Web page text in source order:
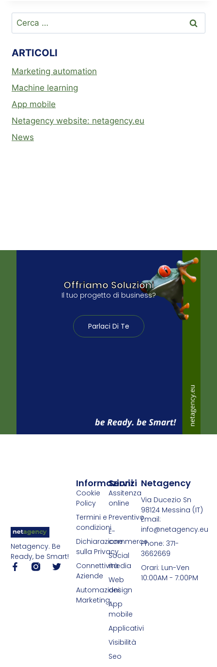
ARTICOLI
Marketing automation
Machine learning
App mobile
Netagency website: netagency.eu
News
Offriamo Soluzioni
Il tuo progetto di business?
Parlaci Di Te
Netagency. Be
Ready, be Smart!
Servizi
Assitenza
online
Preventivo
E-
commerce
Social
media
Web
design
App
mobile
Applicativi
Visibilità
Seo
Informazioni
Cookie
Policy
Termini e
condizioni
Dichiarazione
sulla Privacy
Connettività
Aziende
Automazioni
Marketing
Netagency
Via Ducezio Sn
98124 Messina (IT)
Email:
info@netagency.eu
Phone: 371-
3662669
Orari: Lun-Ven
10:00AM - 7:00PM